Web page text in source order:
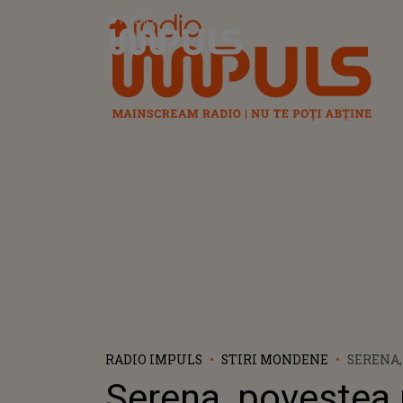
Radio Impuls
RADIO IMPULS STIRI MONDENE